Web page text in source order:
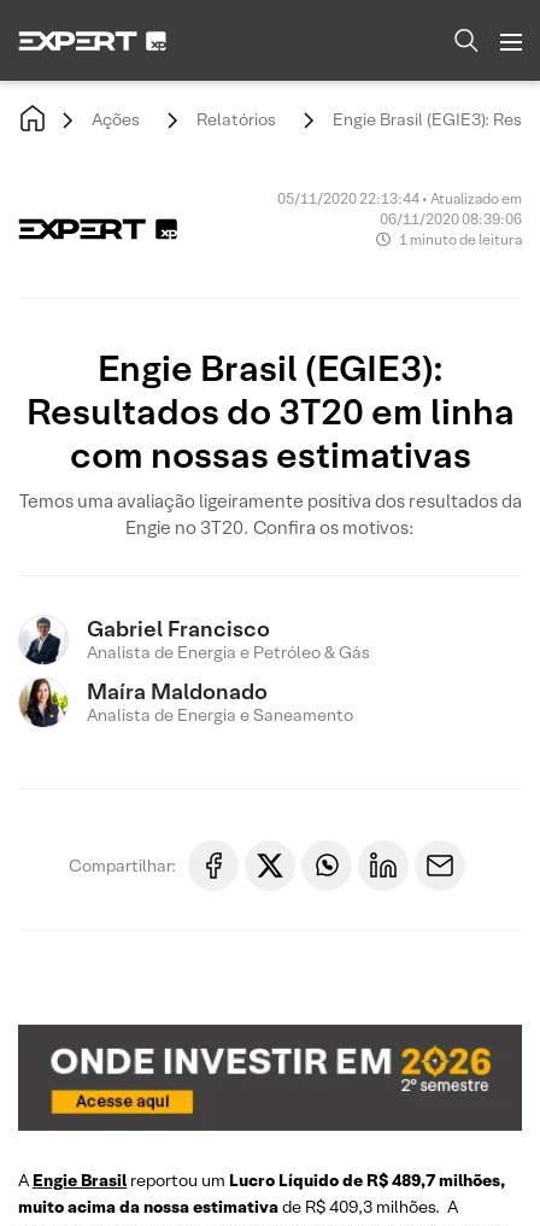
Ações Relatórios Engie Brasil (EGIE3):
05/11/2020 22:13:44 • Atualizado em
06/11/2020 08:39:06
1 minuto de leitura
Engie Brasil (EGIE3):
Resultados do 3T20 em linha
com nossas estimativas
Temos uma avaliação ligeiramente positiva dos resultados da
Engie no 3T20. Confira os motivos:
Gabriel Francisco
Analista de Energia e Petróleo & Gás
Maíra Maldonado
Analista de Energia e Saneamento
Compartilhar:
A Engie Brasil reportou um Lucro Líquido de R$ 489,7 milhões,
muito acima da nossa estimativade R$ 409,3 milhões. A